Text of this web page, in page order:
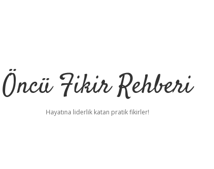
Öncü Fikir Rehberi
Hayatına liderlik katan pratik fikirler!